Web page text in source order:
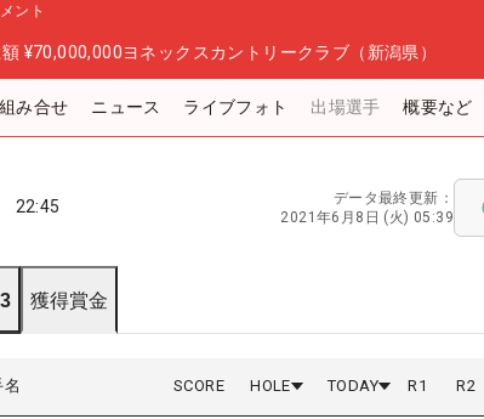
ント
¥70,000,000ヨネックスカントリークラブ（新潟県）
組み合せ ニュース ライブフォト 出場選手 概要など
22:45
データ最終更新：
2021年6月8日 (火) 05:39
獲得賞金
名 SCORE HOLE TODAY R 1 R2